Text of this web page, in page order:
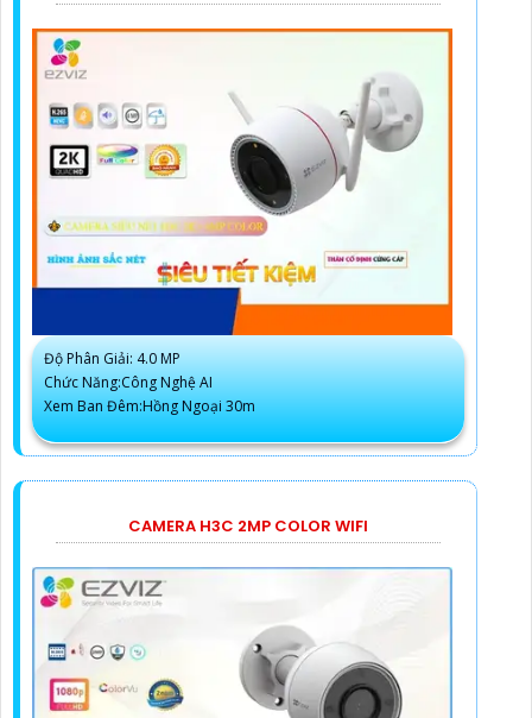
Độ Phân Giải: 4.0 MP
Chức Năng:Công Nghệ AI
Xem Ban Đêm:Hồng Ngoại 30m
CAMERA H3C 2MP COLOR WIFI